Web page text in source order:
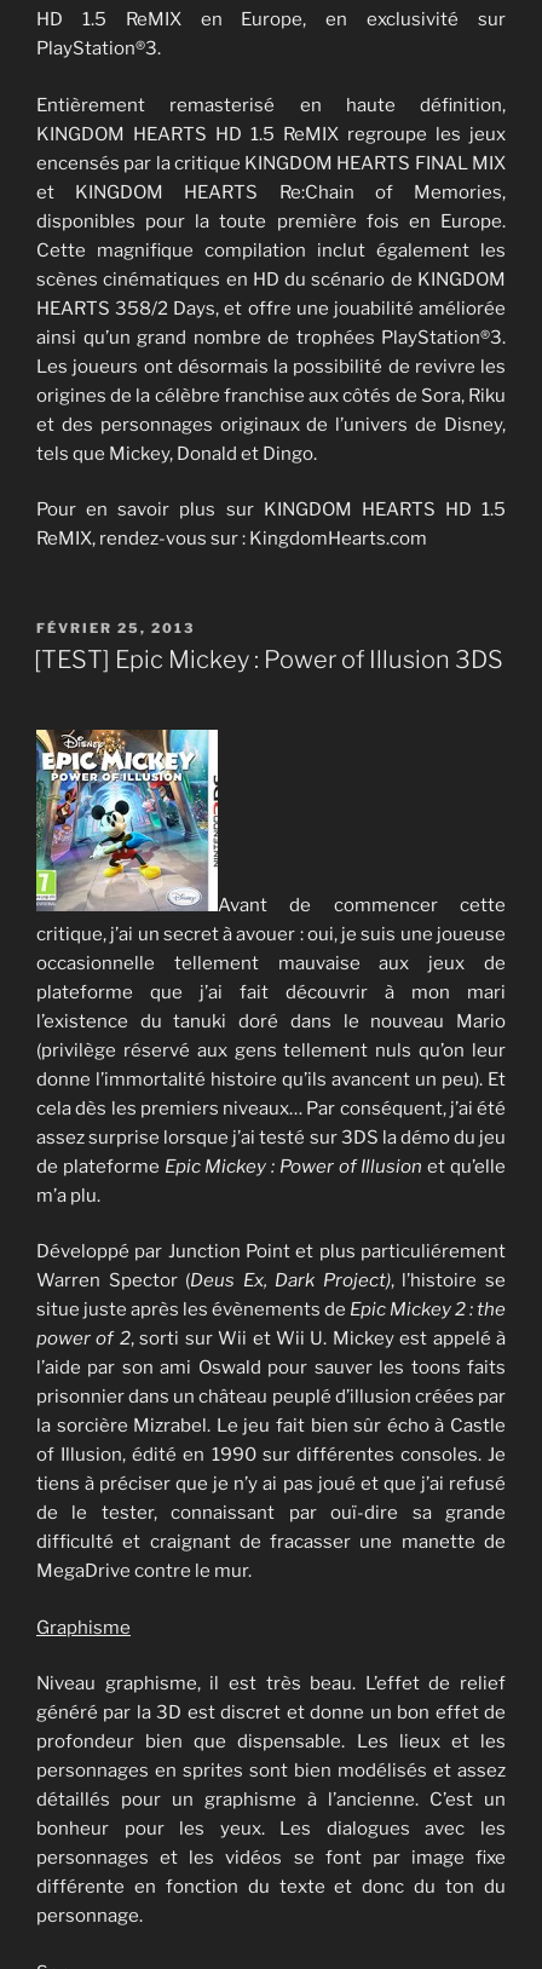
HD 1.5 ReMIX en Europe, en exclusivité sur
PlayStation®3.
Entièrement remasterisé en haute définition,
KINGDOM HEARTS HD 1.5 ReMIX regroupe les jeux
encensés par la critique KINGDOM HEARTS FINAL MIX
et KINGDOM HEARTS Re:Chain of Memories,
disponibles pour la toute première fois en Europe.
Cette magnifique compilation inclut également les
scènes cinématiques en HD du scénario de KINGDOM
HEARTS 358/2 Days, et offre une jouabilité améliorée
ainsi qu’un grand nombre de trophées PlayStation®3.
Les joueurs ont désormais la possibilité de revivre les
origines de la célèbre franchise aux côtés de Sora, Riku
et des personnages originaux de l’univers de Disney,
tels que Mickey, Donald et Dingo.
Pour en savoir plus sur KINGDOM HEARTS HD 1.5
ReMIX, rendez-vous sur : KingdomHearts.com
PUBLIÉ
LE
FÉVRIER 25, 2013
[TEST] Epic Mickey : Power of Illusion 3DS
Avant de commencer cette
critique, j’ai un secret à avouer : oui, je suis une joueuse
occasionnelle tellement mauvaise aux jeux de
plateforme que j’ai fait découvrir à mon mari
l’existence du tanuki doré dans le nouveau Mario
(privilège réservé aux gens tellement nuls qu’on leur
donne l’immortalité histoire qu’ils avancent un peu). Et
cela dès les premiers niveaux… Par conséquent, j’ai été
assez surprise lorsque j’ai testé sur 3DS la démo du jeu
de plateforme Epic Mickey : Power of Illusionet qu’elle
m’a plu.
Développé par Junction Point et plus particuliérement
Warren Spector (Deus Ex, Dark Project), l’histoire se
situe juste après les évènements de Epic Mickey 2 : the
power of 2, sorti sur Wii et Wii U. Mickey est appelé à
l’aide par son ami Oswald pour sauver les toons faits
prisonnier dans un château peuplé d’illusion créées par
la sorcière Mizrabel. Le jeu fait bien sûr écho à Castle
of Illusion, édité en 1990 sur différentes consoles. Je
tiens à préciser que je n’y ai pas joué et que j’ai refusé
de le tester, connaissant par ouï-dire sa grande
difficulté et craignant de fracasser une manette de
MegaDrive contre le mur.
Graphisme
Niveau graphisme, il est très beau. L’effet de relief
généré par la 3D est discret et donne un bon effet de
profondeur bien que dispensable. Les lieux et les
personnages en sprites sont bien modélisés et assez
détaillés pour un graphisme à l’ancienne. C’est un
bonheur pour les yeux. Les dialogues avec les
personnages et les vidéos se font par image fixe
différente en fonction du texte et donc du ton du
personnage.